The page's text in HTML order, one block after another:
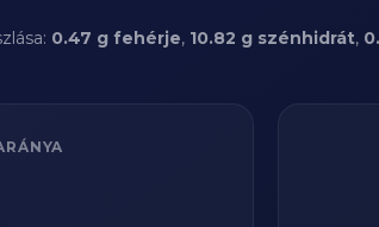
0.47 g fehérje, 10.82 g szénhidrát,